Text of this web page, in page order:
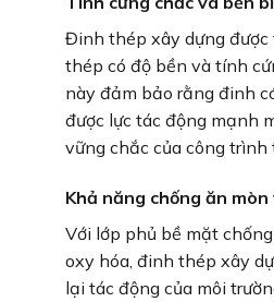
Đinh thép xây dựng được
thép có độ bền và tính
này đảm bảo rằng đinh
được lực tác động mạnh
vững chắc của công trình
Khả năng chống ăn
Với lớp phủ bề mặt
oxy hóa, đinh thép xây
lại tác động của môi